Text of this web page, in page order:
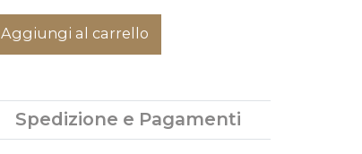
Aggiungi al carrello
Spedizione e Pagamenti